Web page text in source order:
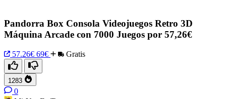
Pandorra Box Consola Videojuegos Retro 3D
Máquina Arcade con 7000 Juegos por 57,26€
57.26€ 69€ Gratis
1283
0